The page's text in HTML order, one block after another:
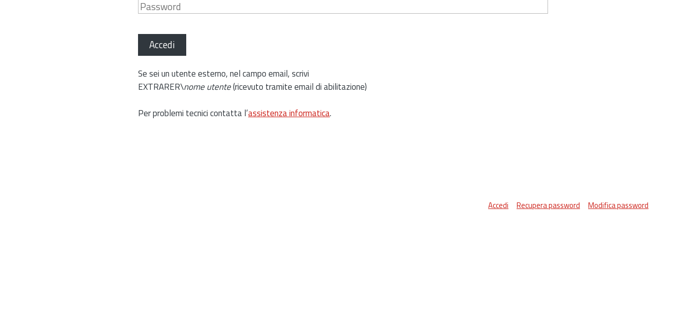
Accedi
Se sei un utente esterno, nel campo email, scrivi
EXTRARER\nome utente(ricevuto tramite email di abilitazione)
Per problemi tecnici contatta l’assistenza informatica.
Accedi Recupera password Modifica password